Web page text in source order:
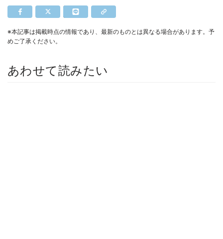
※本記事は掲載時点の情報であり、最新のものとは異なる場合があります。予
めご了承ください。
あわせて読みたい